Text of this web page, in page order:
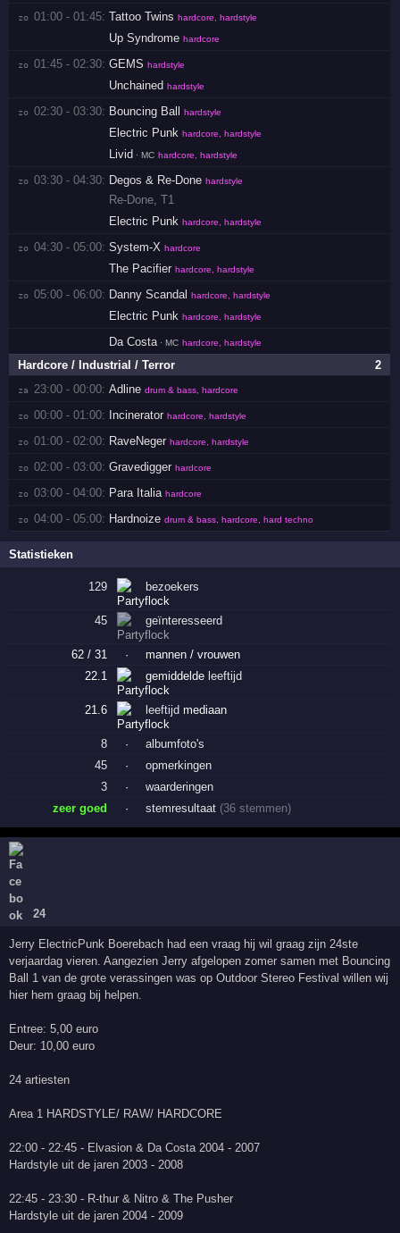
zo 01:00 - 01:45: Tattoo Twins hardcore, hardstyle
Up Syndrome hardcore
zo 01:45 - 02:30: GEMS hardstyle
Unchained hardstyle
zo 02:30 - 03:30: Bouncing Ball hardstyle
Electric Punk hardcore, hardstyle
Livid · MC hardcore, hardstyle
zo 03:30 - 04:30: Degos & Re-Done hardstyle
Re-Done ,T1
Electric Punk hardcore, hardstyle
zo 04:30 - 05:00: System-X hardcore
The Pacifier hardcore, hardstyle
zo 05:00 - 06:00: Danny Scandal hardcore, hardstyle
Electric Punk hardcore, hardstyle
Da Costa · MC hardcore, hardstyle
2
Hardcore / Industrial / Terror
za 23:00 - 00:00: Adline drum & bass, hardcore
zo 00:00 - 01:00: Incinerator hardcore, hardstyle
zo 01:00 - 02:00: RaveNeger hardcore, hardstyle
zo 02:00 - 03:00: Gravedigger hardcore
zo 03:00 - 04:00: Para Italia hardcore
zo 04:00 - 05:00: Hardnoize drum & bass, hardcore, hard techno
Statistieken
129 bezoekers
45 geïnteresseerd
62 / 31 ·
mannen / vrouwen
22.1
gemiddelde leeftijd
21.6 leeftijd mediaan
8 ·
albumfoto's
45
·
opmerkingen
3
·
waarderingen
zeer goed
· stemresultaat (36 stemmen)
24
Jerry ElectricPunk Boerebach had een vraag hij wil graag zijn 24ste
verjaardag vieren. Aangezien Jerry afgelopen zomer samen met Bouncing
Ball 1 van de grote verassingen was op Outdoor Stereo Festival willen wij
hier hem graag bij helpen.
Entree: 5,00 euro
Deur: 10,00 euro
24 artiesten
Area 1 HARDSTYLE/ RAW/ HARDCORE
22:00 - 22:45 - Elvasion & Da Costa 2004 - 2007
Hardstyle uit de jaren 2003 - 2008
22:45 - 23:30 - R-thur & Nitro & The Pusher
Hardstyle uit de jaren 2004 - 2009